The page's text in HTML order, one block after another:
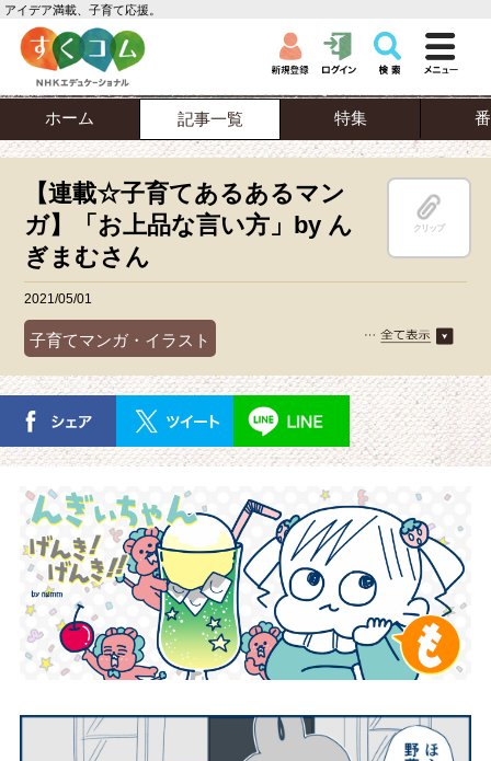
アイデア満載、子育て応援。
ホーム 記事一覧 特集
【連載☆子育てあるあるマン
ガ】「お上品な言い方」by ん
ぎまむさん
クリップ
2021/05/01
子育てマンガ・イラスト